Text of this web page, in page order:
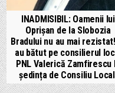
INADMISIBIL: Oamenii lui
Oprișan de la Slobozia
Bradului nu au mai
au bătut pe consilierul
PNL Valerică Zamfirescu
ședința de Consiliu